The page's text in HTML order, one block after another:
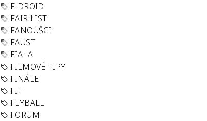
F-DROID
FAIR LIST
FANOUŠCI
FAUST
FIALA
FILMOVÉ TIPY
FINÁLE
FIT
FLYBALL
FORUM